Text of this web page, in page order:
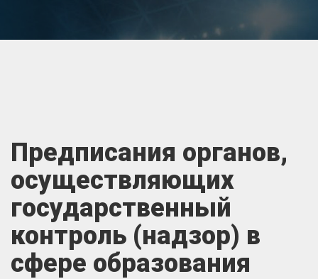
Предписания органов,
осуществляющих
государственный
контроль (надзор) в
сфере образования